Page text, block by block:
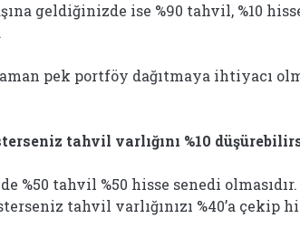
geldiğinizde ise %90 tahvil, %10
pek portföy dağıtmaya ihtiyacı
tahvil varlığını %10
%50 tahvil %50 hisse senedi
tahvil varlığınızı %40’a çekip